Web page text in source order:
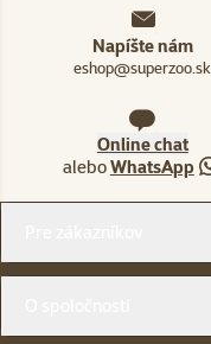
Napíšte nám
eshop@superzoo.sk
Online chat
aleboWhatsApp